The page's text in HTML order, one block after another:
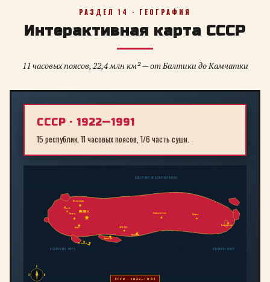
РАЗДЕЛ 14 · ГЕОГРАФИЯ
Интерактивная карта СССР
11 часовых поясов, 22,4 млн км² — от Балтики до Камчатки
СССР · 1922—1991
15 республик, 11 часовых поясов, 1/6 часть суши.
МОСКВА
Ленинград
Киев
Минск
Ташкент
Алма-Ата
Байконур
Новосибирск Иркутск
Владивосток
ТбилисиБаку
Рига
С
З
В
СССР · 1922—1991
БАЛТИЙСКОЕ МОРЕ
СЕВЕРНЫЙ ЛЕДОВИТЫЙ ОКЕАН
ЯПОНСКОЕ МОРЕ